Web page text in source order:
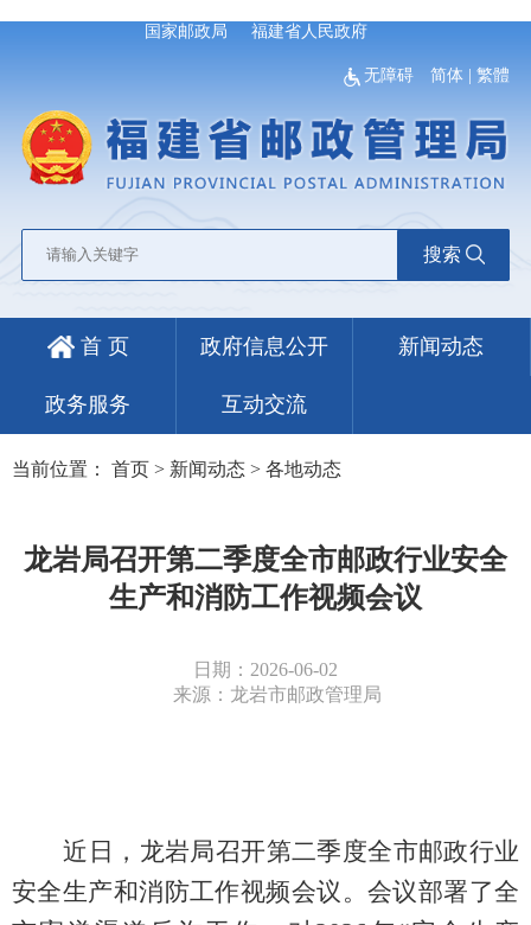
国家邮政局 福建省人民政府
无障碍 简体 |繁體
搜索
首 页 政府信息公开 新闻动态
政务服务 互动交流
当前位置： 首页 > 新闻动态 > 各地动态
龙岩局召开第二季度全市邮政行业安全
生产和消防工作视频会议
日期：2026-06-02
来源：龙岩市邮政管理局
近日 ， 龙岩局召开第二季度全市邮政行业
安全生产和消防工作视频会议 。会议部署了全